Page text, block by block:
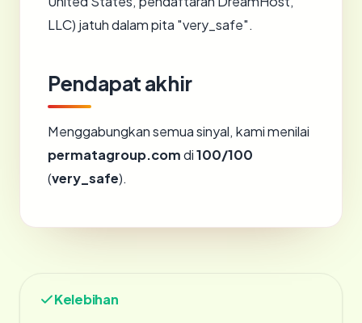
LLC) jatuh dalam pita "very_safe".
Pendapat akhir
Menggabungkan semua sinyal, kami menilai
permatagroup.comdi100/100
(very_safe).
Kelebihan